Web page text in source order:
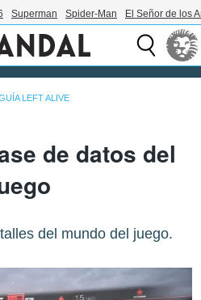
Superman Spider-Man El Señor de los
LEFT ALIVE
de datos del
del mundo del juego.